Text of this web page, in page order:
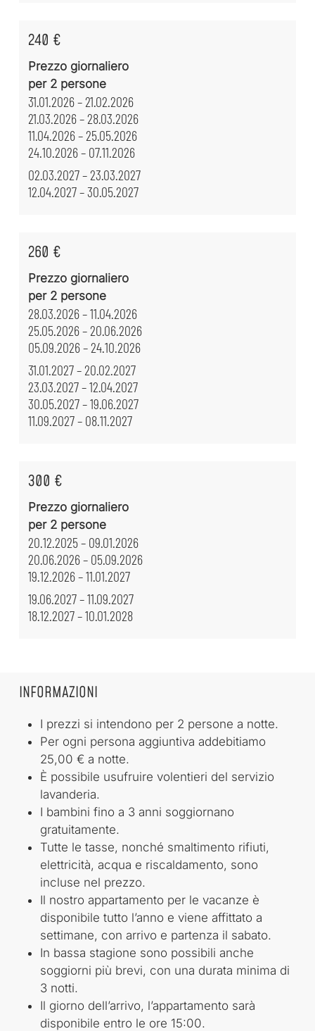
240 €
Prezzo giornaliero
per 2 persone
31.01.2026 – 21.02.2026
21.03.2026 – 28.03.2026
11.04.2026 – 25.05.2026
24.10.2026 – 07.11.2026
02.03.2027 – 23.03.2027
12.04.2027 – 30.05.2027
260 €
Prezzo giornaliero
per 2 persone
28.03.2026 – 11.04.2026
25.05.2026 – 20.06.2026
05.09.2026 – 24.10.2026
31.01.2027 – 20.02.2027
23.03.2027 – 12.04.2027
30.05.2027 – 19.06.2027
11.09.2027 – 08.11.2027
300 €
Prezzo giornaliero
per 2 persone
20.12.2025 – 09.01.2026
20.06.2026 – 05.09.2026
19.12.2026 – 11.01.2027
19.06.2027 – 11.09.2027
18.12.2027 – 10.01.2028
INFORMAZIONI
I prezzi si intendono per 2 persone a notte.
Per ogni persona aggiuntiva addebitiamo
25,00 € a notte.
È possibile usufruire volentieri del servizio
lavanderia.
I bambini fino a 3 anni soggiornano
gratuitamente.
Tutte le tasse, nonché smaltimento rifiuti,
elettricità, acqua e riscaldamento, sono
incluse nel prezzo.
Il nostro appartamento per le vacanze è
disponibile tutto l’anno e viene affittato a
settimane, con arrivo e partenza il sabato.
In bassa stagione sono possibili anche
soggiorni più brevi, con una durata minima di
3 notti.
Il giorno dell’arrivo, l’appartamento sarà
disponibile entro le ore 15:00.